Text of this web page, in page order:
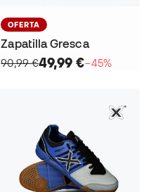
OFERTA
Zapatilla Gresca
90,99 €49,99 €−45%